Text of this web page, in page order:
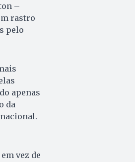
–
rastro
pelo
apenas
da
vez de